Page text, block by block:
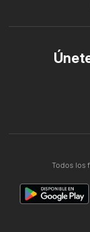
Todos los